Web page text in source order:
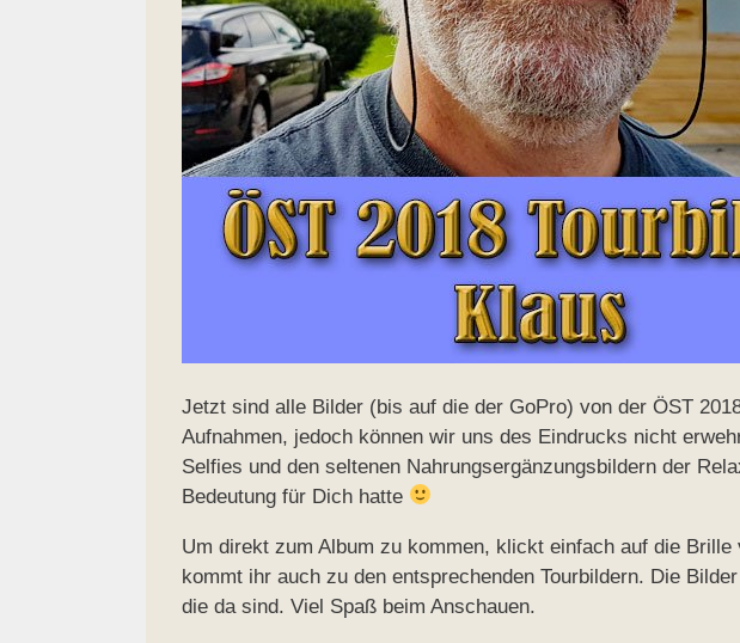
Jetzt sind alle Bilder (bis auf die der GoPro) von der ÖST
Aufnahmen, jedoch können wir uns des Eindrucks nicht
Selfies und den seltenen Nahrungsergänzungsbildern der
Bedeutung für Dich hatte
Um direkt zum Album zu kommen, klickt einfach auf die Brille
kommt ihr auch zu den entsprechenden Tourbildern. Die
die da sind. Viel Spaß beim Anschauen.